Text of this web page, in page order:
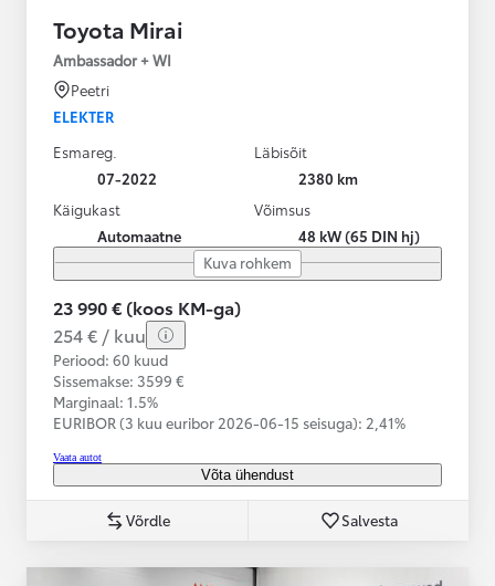
Toyota Mirai
Ambassador + WI
Peetri
ELEKTER
Esmareg.
07-2022
Läbisõit
2380 km
Käigukast
Automaatne
Võimsus
48 kW (65 DIN hj)
Kuva rohkem
23 990 € (koos KM-ga)
254 € / kuu
Periood: 60 kuud
Sissemakse: 3599 €
Marginaal: 1.5%
EURIBOR (3 kuu euribor 2026-06-15 seisuga): 2,41%
Vaata autot
Võta ühendust
Võrdle Salvesta